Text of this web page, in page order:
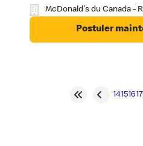
McDonald's du Canada -
Postuler
14151617